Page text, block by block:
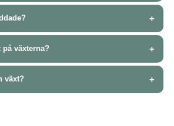
att du blöter ner växterna. Torka med
trasa för att göra rent.
har inget extra UV skydd.
på växterna?
därför kan de skilja i mått. Vi mäter
växterna utvikta.
växt?